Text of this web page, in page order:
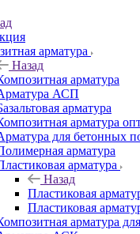
арматура
Назад
арматура
АСП
арматура
арматура
для бетонных
арматура
арматура
Назад
Пластиковая
Пластиковая
арматура